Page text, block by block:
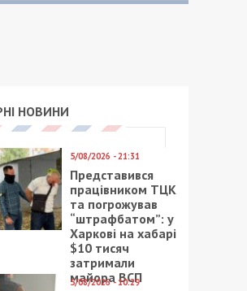
НОВИНИ
5/08/2026 - 21:31
Представився
працівником ТЦК
та погрожував
“штрафбатом”: у
Харкові на хабарі
$10 тисяч
затримали
майора ВСП
5/08/2026 - 10:29